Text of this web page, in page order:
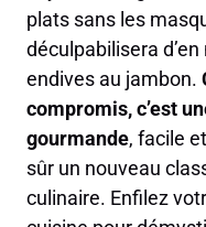
plats sans les
déculpabilisera
endives au jambon.
compromis, c’est
gourmande, facile
sûr un nouveau
culinaire. Enfilez